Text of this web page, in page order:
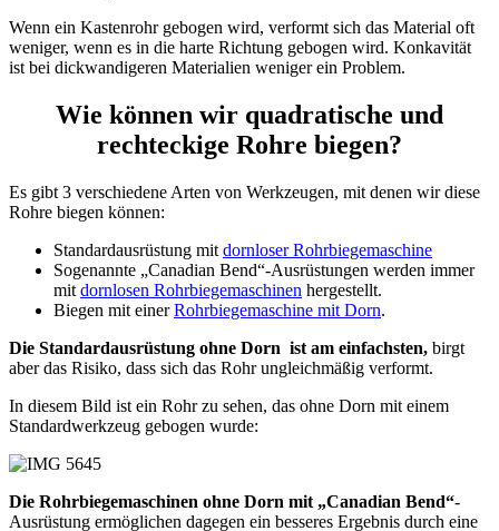
Wenn ein Kastenrohr gebogen wird, verformt sich das Material oft
weniger, wenn es in die harte Richtung gebogen wird. Konkavität
ist bei dickwandigeren Materialien weniger ein Problem.
Wie können wir quadratische und
rechteckige Rohre biegen?
Es gibt 3 verschiedene Arten von Werkzeugen, mit denen wir diese
Rohre biegen können:
Standardausrüstung mit dornloser Rohrbiegemaschine
Sogenannte „Canadian Bend“-Ausrüstungen werden immer
mit dornlosen Rohrbiegemaschinen hergestellt.
Biegen mit einerRohrbiegemaschine mit Dorn.
Die Standardausrüstung ohne Dorn ist am einfachsten, birgt
aber das Risiko, dass sich das Rohr ungleichmäßig verformt.
In diesem Bild ist ein Rohr zu sehen, das ohne Dorn mit einem
Standardwerkzeug gebogen wurde:
Die Rohrbiegemaschinen ohne Dorn mit „Canadian Bend“-
Ausrüstung ermöglichen dagegen ein besseres Ergebnis durch eine